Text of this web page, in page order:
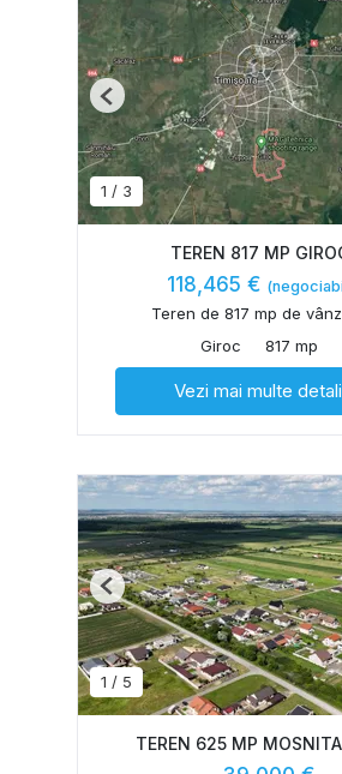
1 / 3
Previous
TEREN 817 MP
118,465 €
Teren de 817 mp de
Giroc
817 mp
Vezi mai multe
1 / 5
Previous
TEREN 625 MP